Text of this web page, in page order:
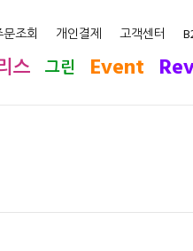
조회 개인결제 고객센터
스 그린 Event